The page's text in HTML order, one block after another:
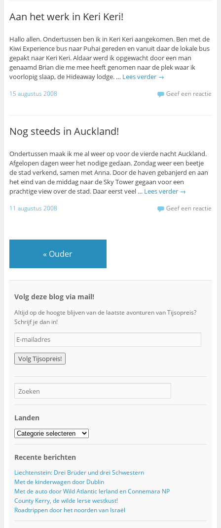
Aan het werk in Keri Keri!
Hallo allen. Ondertussen ben ik in Keri Keri aangekomen. Ben met de
Kiwi Experience bus naar Puhai gereden en vanuit daar de lokale bus
gepakt naar Keri Keri. Aldaar werd ik opgewacht door een man
genaamd Brian die me mee heeft genomen naar de plek waar ik
voorlopig slaap, de Hideaway lodge. … Lees verder →
15 augustus 2008 Geef een reactie
Nog steeds in Auckland!
Ondertussen maak ik me al weer op voor de vierde nacht Auckland.
Afgelopen dagen weer het nodige gedaan. Zondag weer een beetje
de stad verkend, samen met Anna. Door de haven gebanjerd en aan
het eind van de middag naar de Sky Tower gegaan voor een
prachtige view over de stad. Daar eerst veel … Lees verder →
11 augustus 2008 Geef een reactie
« Ouder
Volg deze blog via mail!
Altijd op de hoogte blijven van de laatste avonturen van Tijsopreis?
Schrijf je dan in!
E
-
m
a
i
l
d
e
s
Landen
Landen
Recente berichten
Liechtenstein: Drei Brüder und drei Schwestern
Met de kinderwagen door Dublin
Met de auto door Wild Atlantic Ierland en Connemara NP
County Kerry, de wilde Ierse westkust!
Roadtrippen door het noorden van Israël